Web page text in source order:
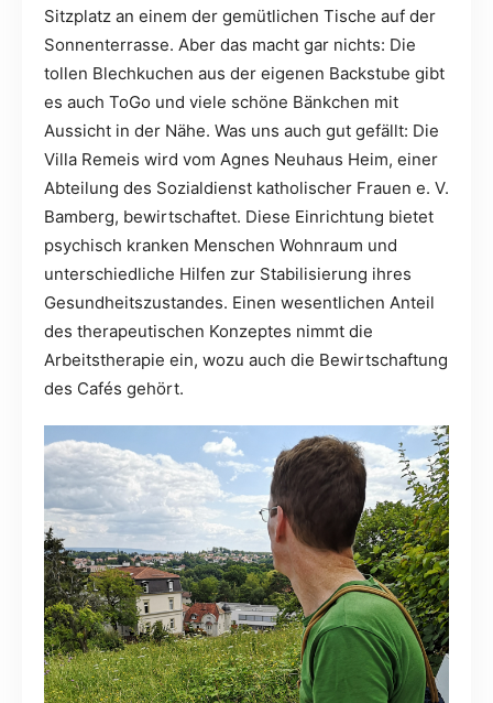
Sitzplatz an einem der gemütlichen Tische auf der
Sonnenterrasse. Aber das macht gar nichts: Die
tollen Blechkuchen aus der eigenen Backstube gibt
es auch ToGo und viele schöne Bänkchen mit
Aussicht in der Nähe. Was uns auch gut gefällt: Die
Villa Remeis wird vom Agnes Neuhaus Heim, einer
Abteilung des Sozialdienst katholischer Frauen e. V.
Bamberg, bewirtschaftet. Diese Einrichtung bietet
psychisch kranken Menschen Wohnraum und
unterschiedliche Hilfen zur Stabilisierung ihres
Gesundheitszustandes. Einen wesentlichen Anteil
des therapeutischen Konzeptes nimmt die
Arbeitstherapie ein, wozu auch die Bewirtschaftung
des Cafés gehört.